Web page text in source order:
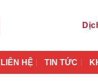
LIÊN HỆ TIN TỨC